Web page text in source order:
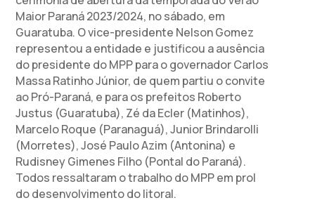
Maior Paraná 2023/2024, no sábado, em
Guaratuba. O vice-presidente Nelson Gomez
representou a entidade e justificou a ausência
do presidente do MPP para o governador Carlos
Massa Ratinho Júnior, de quem partiu o convite
ao Pró-Paraná, e para os prefeitos Roberto
Justus (Guaratuba), Zé da Ecler (Matinhos),
Marcelo Roque (Paranaguá), Junior Brindarolli
(Morretes), José Paulo Azim (Antonina) e
Rudisney Gimenes Filho (Pontal do Paraná).
Todos ressaltaram o trabalho do MPP em prol
do desenvolvimento do litoral.